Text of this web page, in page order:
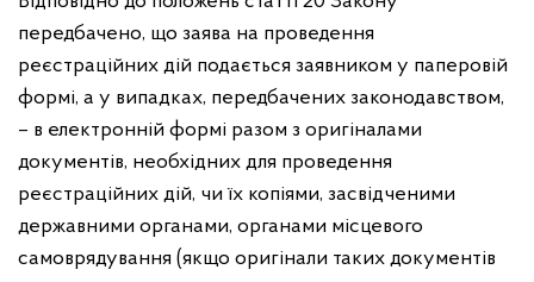
передбачено, що заява на проведення
реєстраційних дій подається заявником у паперовій
формі, а у випадках, передбачених законодавством,
– в електронній формі разом з оригіналами
документів, необхідних для проведення
реєстраційних дій, чи їх копіями, засвідченими
державними органами, органами місцевого
самоврядування (якщо оригінали таких документів